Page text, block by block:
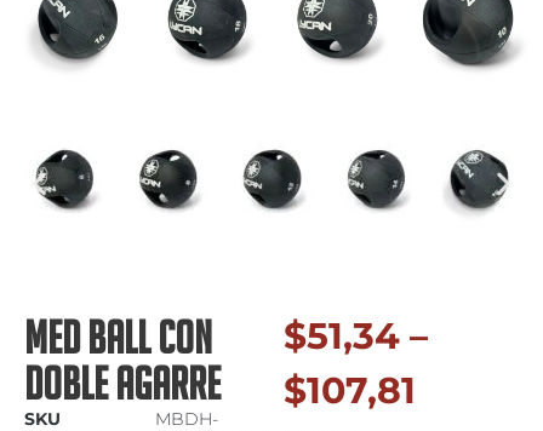
MED BALL CON
DOBLE AGARRE
SKU
MBDH-
$51,34 –
$107,81